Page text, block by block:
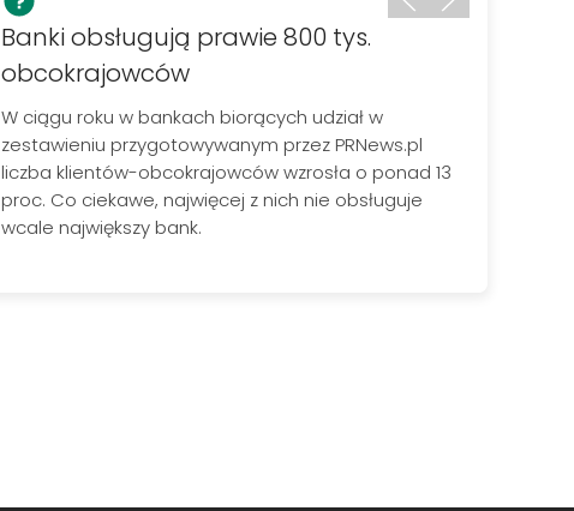
Banki obsługują prawie 800 tys.
obcokrajowców
W ciągu roku w bankach biorących udział w
zestawieniu przygotowywanym przez PRNews.pl
liczba klientów-obcokrajowców wzrosła o ponad 13
proc. Co ciekawe, najwięcej z nich nie obsługuje
wcale największy bank.